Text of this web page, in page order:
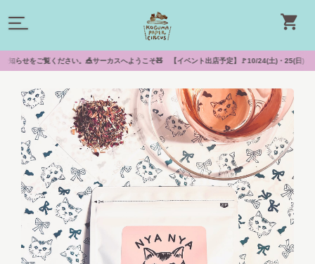
ください。🎪サーカスへようこそ🧸 【イベント出店予定】🚩10/24(土)・25(日)『